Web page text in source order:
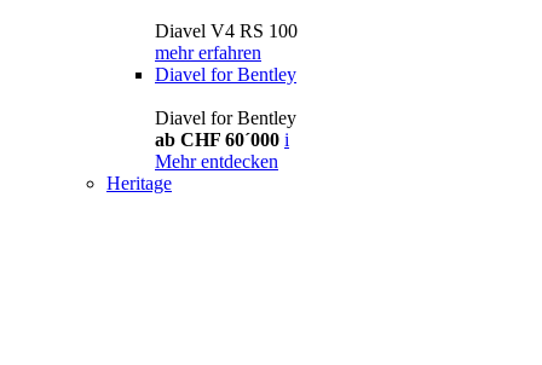
Diavel V4 RS 100
mehr erfahren
Diavel for Bentley
Diavel for Bentley
ab CHF 60´000 i
Mehr entdecken
Heritage